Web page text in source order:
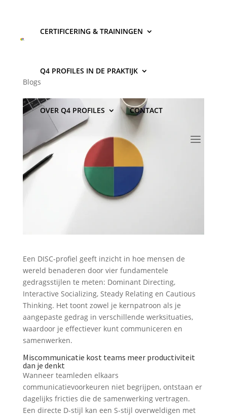
CERTIFICERING & TRAININGEN
Q4 PROFILES IN DE PRAKTIJK
OVER Q4 PROFILES CONTACT
profiel op het werk?
Blogs
Een DISC-profiel geeft inzicht in hoe mensen de
wereld benaderen door vier fundamentele
gedragsstijlen te meten: Dominant Directing,
Interactive Socializing, Steady Relating en Cautious
Thinking. Het toont zowel je kernpatroon als je
aangepaste gedrag in verschillende werksituaties,
waardoor je effectiever kunt communiceren en
samenwerken.
Miscommunicatie kost teams meer productiviteit
dan je denkt
Wanneer teamleden elkaars
communicatievoorkeuren niet begrijpen, ontstaan er
dagelijks fricties die de samenwerking vertragen.
Een directe D-stijl kan een S-stijl overweldigen met